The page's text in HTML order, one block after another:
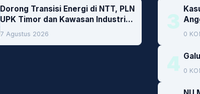
Dorong Transisi Energi di NTT, PLN
UPK Timor dan Kawasan Industri
Bolok Buka Peluang Investasi
Woodchip untuk Cofiring PLTU
7 Agustus 2026
3
0
4 0